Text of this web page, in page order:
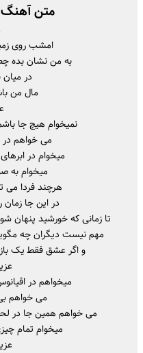
متن آهنگ
اﻣﺸﺐ روی
ﺑﻪ ﻣﻦ ﻧﺸﺎن ﺑﺪه
در
ﻣﺎل ﻣﻦ
نمیخوام ﻫﻴﭻ ﺟﺎ
ﻣﻰ ﺧﻮاﻫﻢ
میخوام در
میخوام ﺑﻪ
ﻫﺮﭼﻨﺪ ﻓﺮدا ﻣﻰ
در این جا
ﺗﺎ زﻣﺎﻧﻰ ﻛﻪ ﺧﻮرﺷﻴﺪ ﭘﻨﻬﺎن
ﻣﻬﻢ ﻧﻴﺴﺖ دﻳﮕﺮان ﭼﻪ
و اﮔﺮ ﻋﺸﻖ ﻓﻘﻄ ﻳﮏ
میخواهم در
ﻣﻰ ﺧﻮاﻫﻢ
ﻣﻰ ﺧﻮاﻫﻢ ﻫﻤﻴﻦ ﺟﺎ در
میخوام ﺗﻤﺎم